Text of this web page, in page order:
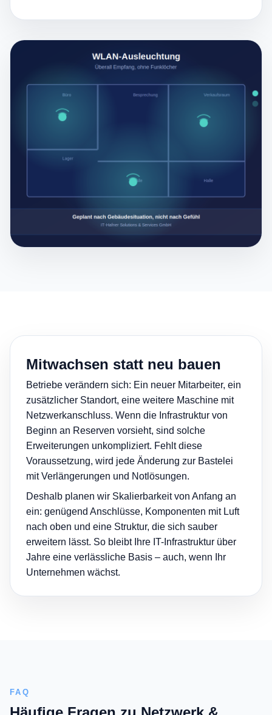
Mitwachsen statt neu bauen
Betriebe verändern sich: Ein neuer Mitarbeiter, ein
zusätzlicher Standort, eine weitere Maschine mit
Netzwerkanschluss. Wenn die Infrastruktur von
Beginn an Reserven vorsieht, sind solche
Erweiterungen unkompliziert. Fehlt diese
Voraussetzung, wird jede Änderung zur Bastelei
mit Verlängerungen und Notlösungen.
Deshalb planen wir Skalierbarkeit von Anfang an
ein: genügend Anschlüsse, Komponenten mit Luft
nach oben und eine Struktur, die sich sauber
erweitern lässt. So bleibt Ihre IT-Infrastruktur über
Jahre eine verlässliche Basis – auch, wenn Ihr
Unternehmen wächst.
FAQ